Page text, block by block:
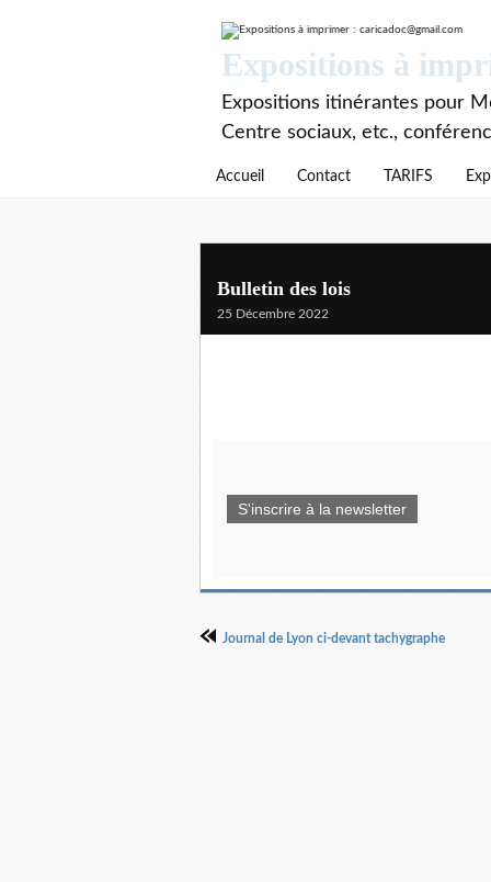
Expositions à
Expositions itinérantes pour
Centre sociaux, etc.,
Accueil Contact TARIFS
Bulletin des lois
25 Décembre 2022
S'inscrire à la newsletter
Journal de Lyon ci-devant tachygraphe